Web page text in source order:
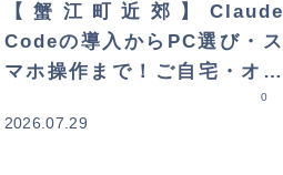
【蟹江町近郊】Claude
Codeの導入からPC選び・ス
マホ操作まで！ご自宅・オフ
ィスへ直接訪問してレクチャ
ーします
2026.07.29
0